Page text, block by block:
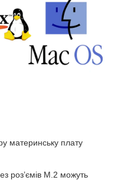
материнську плату
роз’ємів M.2 можуть